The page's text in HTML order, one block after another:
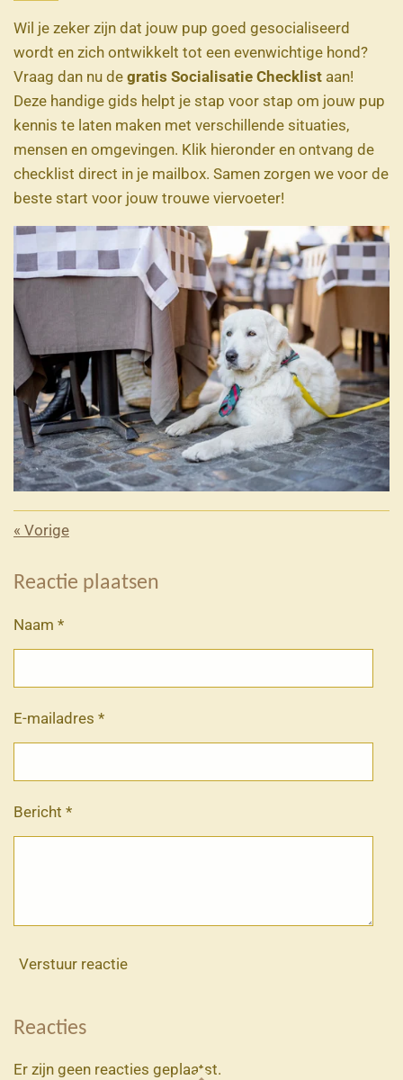
Wil je zeker zijn dat jouw pup goed gesocialiseerd
wordt en zich ontwikkelt tot een evenwichtige hond?
Vraag dan nu de gratis Socialisatie Checklist aan!
Deze handige gids helpt je stap voor stap om jouw pup
kennis te laten maken met verschillende situaties,
mensen en omgevingen. Klik hieronder en ontvang de
checklist direct in je mailbox. Samen zorgen we voor de
beste start voor jouw trouwe viervoeter!
« Vorige
Reactie plaatsen
Naam *
E-mailadres *
Bericht *
Verstuur reactie
Reacties
Er zijn geen reacties geplaatst.